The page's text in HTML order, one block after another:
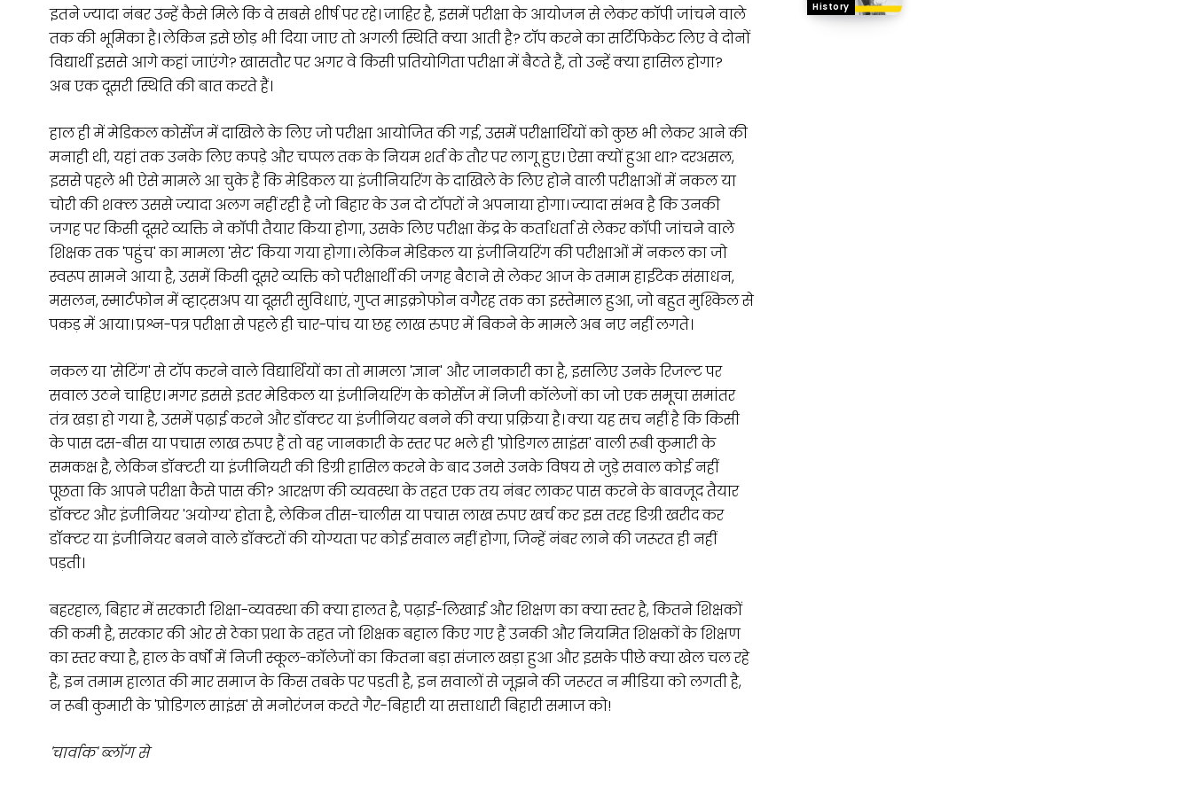
इतने ज्यादा नंबर उन्हें कैसे मिले कि वे सबसे शीर्ष पर रहे। जाहिर है, इसमें परीक्षा के आयोजन से लेकर कॉपी जांचने वाले
तक की भूमिका है। लेकिन इसे छोड़ भी दिया जाए तो अगली स्थिति क्या आती है? टॉप करने का सर्टिफिकेट लिए वे दोनों
विद्यार्थी इससे आगे कहां जाएंगे? खासतौर पर अगर वे किसी प्रतियोगिता परीक्षा में बैठते हैं, तो उन्हें क्या हासिल होगा?
अब एक दूसरी स्थिति की बात करते हैं।
हाल ही में मेडिकल कोर्सेज में दाखिले के लिए जो परीक्षा आयोजित की गई, उसमें परीक्षार्थियों को कुछ भी लेकर आने की
मनाही थी, यहां तक उनके लिए कपड़े और चप्पल तक के नियम शर्त के तौर पर लागू हुए। ऐसा क्यों हुआ था? दरअसल,
इससे पहले भी ऐसे मामले आ चुके हैं कि मेडिकल या इंजीनियरिंग के दाखिले के लिए होने वाली परीक्षाओं में नकल या
चोरी की शक्ल उससे ज्यादा अलग नहीं रही है जो बिहार के उन दो टॉपरों ने अपनाया होगा। ज्यादा संभव है कि उनकी
जगह पर किसी दूसरे व्यक्ति ने कॉपी तैयार किया होगा, उसके लिए परीक्षा केंद्र के कर्ताधर्ता से लेकर कॉपी जांचने वाले
शिक्षक तक 'पहुंच' का मामला 'सेट' किया गया होगा। लेकिन मेडिकल या इंजीनियरिंग की परीक्षाओं में नकल का जो
स्वरूप सामने आया है, उसमें किसी दूसरे व्यक्ति को परीक्षार्थी की जगह बैठाने से लेकर आज के तमाम हाईटेक संसाधन,
मसलन, स्मार्टफोन में व्हाट्सअप या दूसरी सुविधाएं, गुप्त माइक्रोफोन वगैरह तक का इस्तेमाल हुआ, जो बहुत मुश्किल से
पकड़ में आया। प्रश्न-पत्र परीक्षा से पहले ही चार-पांच या छह लाख रुपए में बिकने के मामले अब नए नहीं लगते।
नकल या 'सेटिंग' से टॉप करने वाले विद्यार्थियों का तो मामला 'ज्ञान' और जानकारी का है, इसलिए उनके रिजल्ट पर
सवाल उठने चाहिए। मगर इससे इतर मेडिकल या इंजीनियरिंग के कोर्सेज में निजी कॉलेजों का जो एक समूचा समांतर
तंत्र खड़ा हो गया है, उसमें पढ़ाई करने और डॉक्टर या इंजीनियर बनने की क्या प्रक्रिया है। क्या यह सच नहीं है कि किसी
के पास दस-बीस या पचास लाख रुपए हैं तो वह जानकारी के स्तर पर भले ही 'प्रोडिगल साइंस' वाली रूबी कुमारी के
समकक्ष है, लेकिन डॉक्टरी या इंजीनियरी की डिग्री हासिल करने के बाद उनसे उनके विषय से जुड़े सवाल कोई नहीं
पूछता कि आपने परीक्षा कैसे पास की? आरक्षण की व्यवस्था के तहत एक तय नंबर लाकर पास करने के बावजूद तैयार
डॉक्टर और इंजीनियर 'अयोग्य' होता है, लेकिन तीस-चालीस या पचास लाख रुपए खर्च कर इस तरह डिग्री खरीद कर
डॉक्टर या इंजीनियर बनने वाले डॉक्टरों की योग्यता पर कोई सवाल नहीं होगा, जिन्हें नंबर लाने की जरूरत ही नहीं
पड़ती।
बहरहाल, बिहार में सरकारी शिक्षा-व्यवस्था की क्या हालत है, पढ़ाई-लिखाई और शिक्षण का क्या स्तर है, कितने शिक्षकों
की कमी है, सरकार की ओर से ठेका प्रथा के तहत जो शिक्षक बहाल किए गए हैं उनकी और नियमित शिक्षकों के शिक्षण
का स्तर क्या है, हाल के वर्षों में निजी स्कूल-कॉलेजों का कितना बड़ा संजाल खड़ा हुआ और इसके पीछे क्या खेल चल रहे
हैं, इन तमाम हालात की मार समाज के किस तबके पर पड़ती है, इन सवालों से जूझने की जरूरत न मीडिया को लगती है,
न रूबी कुमारी के 'प्रोडिगल साइंस' से मनोरंजन करते गैर-बिहारी या सत्ताधारी बिहारी समाज को!
'चार्वाक' ब्लॉग से
History